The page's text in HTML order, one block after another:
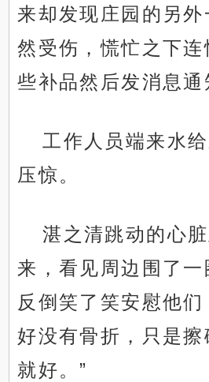
来却发现庄园的另
然受伤，慌忙之下
些补品然后发消息通
工作人员端来水
压惊。
湛之清跳动的心
来，看见周边围了一
反倒笑了笑安慰他们
好没有骨折，只是
就好。”